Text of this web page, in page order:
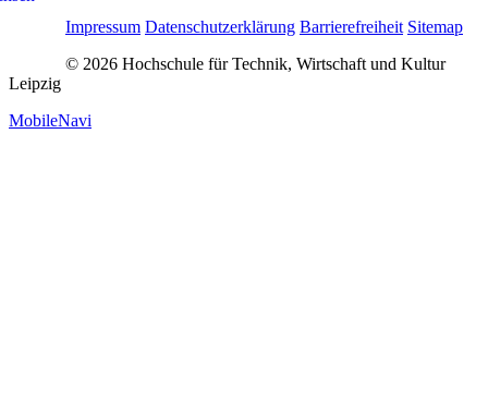
Impressum Datenschutzerklärung Barrierefreiheit Sitemap
© 2026 Hochschule für Technik, Wirtschaft und Kultur
Leipzig
MobileNavi